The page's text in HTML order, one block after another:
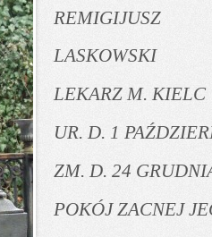
REMIGIJUSZ
LASKOWSKI
LEKARZ M. KIELC
UR. D. 1
ZM. D. 24
POKÓJ ZACNEJ